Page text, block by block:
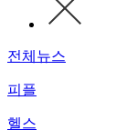
전체뉴스
피플
헬스